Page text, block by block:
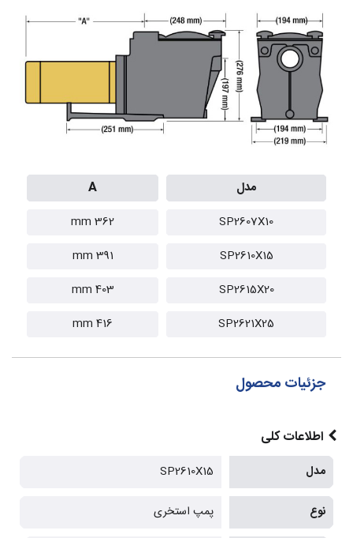
مدل A
SP2607X10
362 mm
SP2610X15
391 mm
SP2615X20
403 mm
SP2621X25
416 mm
جزئیات محصول
اطلاعات کلی
مدل SP2610X15
نوع پمپ استخری